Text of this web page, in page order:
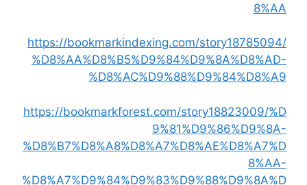
8%AA
https://bookmarkindexing.com/story18785094/
%D8%AA%D8%B5%D9%84%D9%8A%D8%AD-
%D8%AC%D9%88%D9%84%D8%A9
https://bookmarkforest.com/story18823009/%D
9%81%D9%86%D9%8A-
%D8%B7%D8%A8%D8%A7%D8%AE%D8%A7%D
8%AA-
%D8%A7%D9%84%D9%83%D9%88%D9%8A%D